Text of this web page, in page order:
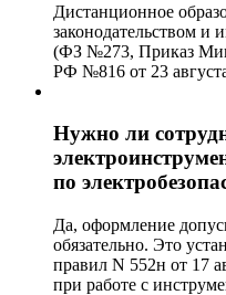
Дистанционное
законодательством и
(ФЗ №273, Приказ
РФ №816 от 23
Нужно ли
по
Да, оформление
обязательно. Это
правил N 552н от 17
при работе с